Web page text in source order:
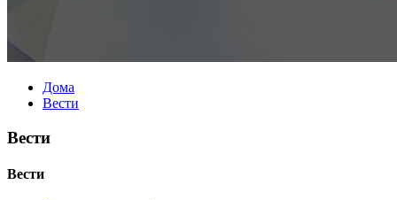
Дома
Вести
Вести
Вести